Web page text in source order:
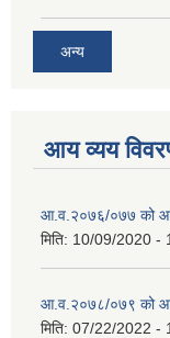
अन्य
आय व्यय
आ.व.२०७६/०७७ को
मिति: 10/09/2020 -
आ.व.२०७८/०७९ को
मिति: 07/22/2022 -